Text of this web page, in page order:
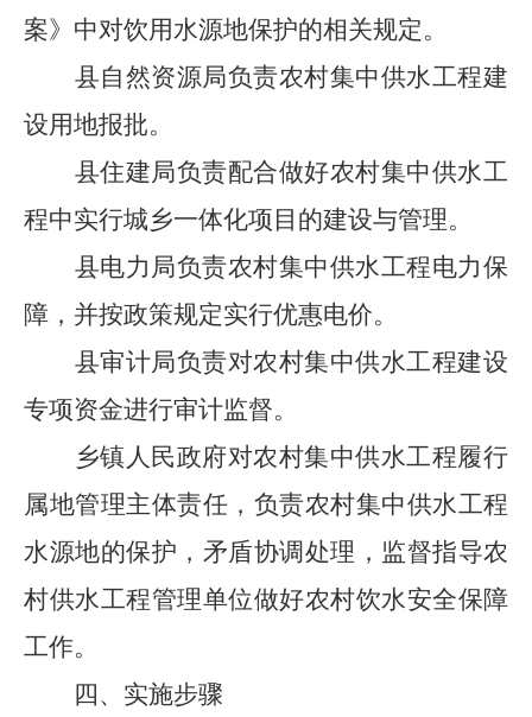
案》中对饮用水源地保护的相关规定。
县自然资源局负责农村集中供水工程建
设用地报批。
县住建局负责配合做好农村集中供水工
程中实行城乡一体化项目的建设与管理。
县电力局负责农村集中供水工程电力保
障，并按政策规定实行优惠电价。
县审计局负责对农村集中供水工程建设
专项资金进行审计监督。
乡镇人民政府对农村集中供水工程履行
属地管理主体责任，负责农村集中供水工程
水源地的保护，矛盾协调处理，监督指导农
村供水工程管理单位做好农村饮水安全保障
工作。
四、实施步骤